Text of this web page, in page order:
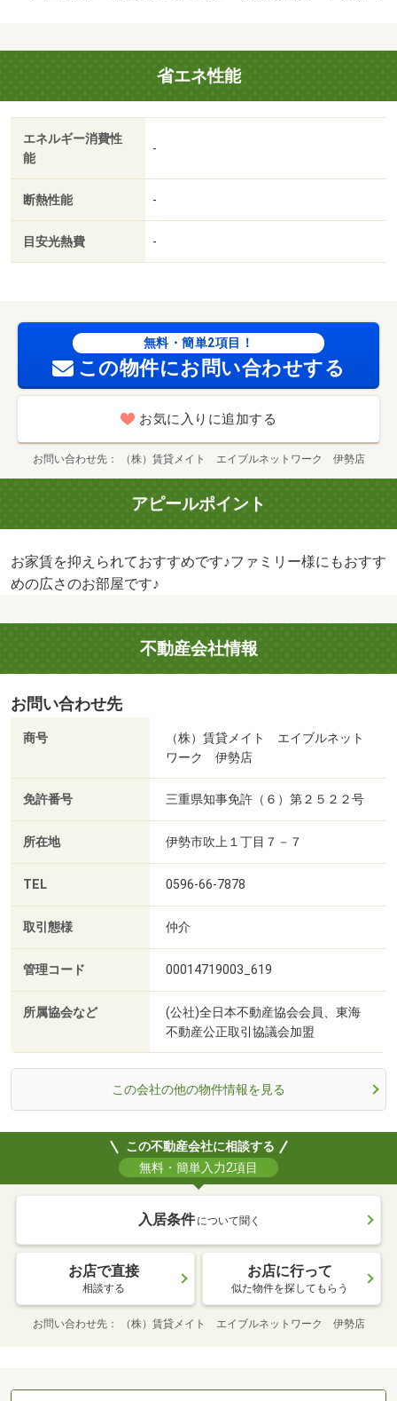
省エネ性能
エネルギー消費性
能
-
断熱性能 -
目安光熱費 -
無料・簡単2項目！
この物件にお問い合わせする
お気に入りに追加する
お問い合わせ先 （株）賃貸メイト エイブルネットワーク 伊勢店
アピールポイント
お家賃を抑えられておすすめです♪ファミリー様にもおすす
めの広さのお部屋です♪
不動産会社情報
お問い合わせ先
商号
（株）賃貸メイト エイブルネット
ワーク 伊勢店
免許番号 三重県知事免許（６）第２５２２号
所在地 伊勢市吹上１丁目７－７
TEL 0596-66-7878
取引態様 仲介
管理コード 00014719003_619
所属協会など
(公社)全日本不動産協会会員、東海
不動産公正取引協議会加盟
この会社の他の物件情報を見る
この不動産会社に相談する
無料・簡単入力2項目
入居条件 について聞く
お店で直接
相談する
お店に行って
似た物件を探してもらう
お問い合わせ先 （株）賃貸メイト エイブルネットワーク 伊勢店